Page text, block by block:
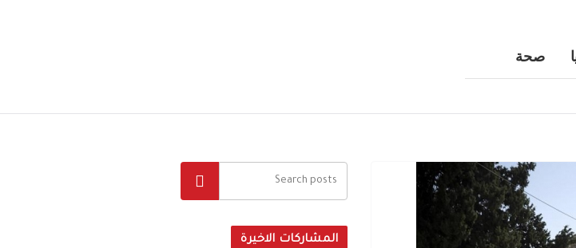
صحة
المشاركات الاخيرة